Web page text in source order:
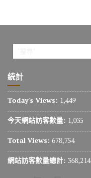
統計
Today's Views: 1,449
今天網站訪客數量: 1,035
Total Views: 678,754
網站訪客數量總計: 368,214